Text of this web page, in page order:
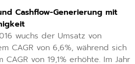
Cashflow-Generierung mit
wuchs der Umsatz von
CAGR von 6,6%, während sich
CAGR von 19,1% erhöhte. Im Jahr